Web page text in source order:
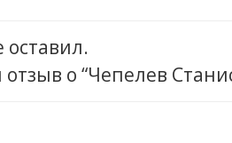
оставил.
о “Чепелев